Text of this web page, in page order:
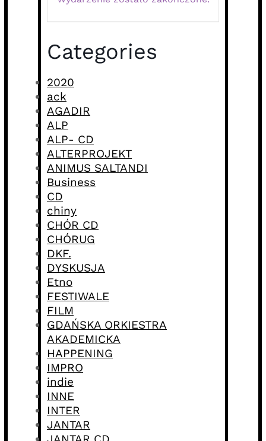
Categories
2020
ack
AGADIR
ALP
ALP- CD
ALTERPROJEKT
ANIMUS SALTANDI
Business
CD
chiny
CHÓR CD
CHÓRUG
DKF.
DYSKUSJA
Etno
FESTIWALE
FILM
GDAŃSKA ORKIESTRA
AKADEMICKA
HAPPENING
IMPRO
indie
INNE
INTER
JANTAR